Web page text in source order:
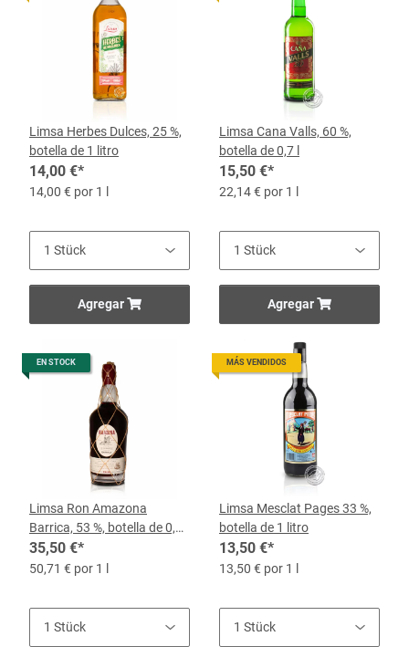
Limsa Herbes Dulces, 25 %,
botella de 1 litro
14,00 €*
14,00 € por 1 l
Agregar
Limsa Cana Valls, 60 %,
botella de 0,7 l
15,50 €*
22,14 € por 1 l
Agregar
EN STOCK
Limsa Ron Amazona
Barrica, 53 %, botella de 0,7
litros
35,50 €*
50,71 € por 1 l
MÁS VENDIDOS
Limsa Mesclat Pages 33 %,
botella de 1 litro
13,50 €*
13,50 € por 1 l